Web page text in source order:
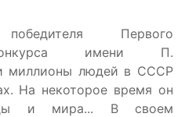
Первого
имени П.
миллионы людей в СССР
На некоторое время он
и мира... В своем